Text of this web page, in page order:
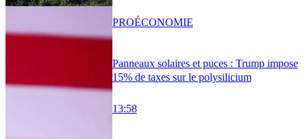
Panneaux solaires et puces : Trump impose
15% de taxes sur le polysilicium
13:58
PROÉCONOMIE